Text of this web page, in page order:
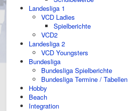
Landesliga 1
VCD Ladies
Spielberichte
VCD2
Landesliga 2
VCD Youngsters
Bundesliga
Bundesliga Spielberichte
Bundesliga Termine / Tabellen
Hobby
Beach
Integration